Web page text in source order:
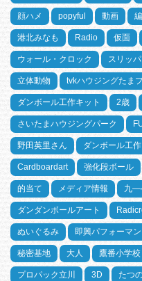
顔ハメ popyful 動画
港北みなも Radio 仮面
ウォール・クロック スリッパ
立体動物 tvkハウジングたま
ダンボール工作キット 2歳
さいたまハウジングパーク
野田英里さん ダンボール工
Cardboardart 強化段ボール
的当て メディア情報 九―
ダンダンボールアート
ぬいぐるみ 即興パフォーマ
秘密基地 大人 鷹番小学校
プロパック立川 3D たつ